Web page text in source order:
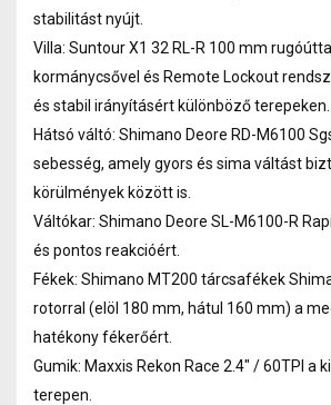
stabilitást nyújt.
Villa: Suntour X1 32 RL-R 100 mm
kormánycsővel és Remote Lockout
és stabil irányításért különböző terepeken.
Hátsó váltó: Shimano Deore RD-M6100
sebesség, amely gyors és sima váltást
körülmények között is.
Váltókar: Shimano Deore SL-M6100-R
és pontos reakcióért.
Fékek: Shimano MT200 tárcsafékek
rotorral (elöl 180 mm, hátul 160 mm) a
hatékony fékerőért.
Gumik: Maxxis Rekon Race 2.4" / 60TPI a
terepen.